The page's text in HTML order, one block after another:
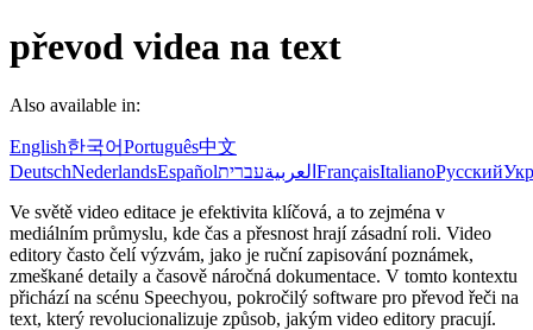
převod videa na text
Also available in:
English한국어Português中文
DeutschNederlandsEspañol العربيةעברית FrançaisItalianoРусский
Ve světě video editace je efektivita klíčová, a to zejména v
mediálním průmyslu, kde čas a přesnost hrají zásadní roli. Video
editory často čelí výzvám, jako je ruční zapisování poznámek,
zmeškané detaily a časově náročná dokumentace. V tomto kontextu
přichází na scénu Speechyou, pokročilý software pro převod řeči na
text, který revolucionalizuje způsob, jakým video editory pracují.